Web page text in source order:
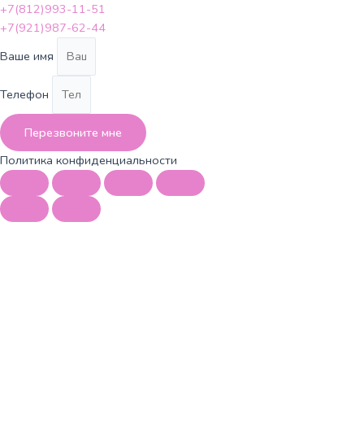
+7(812)993-11-51
+7(921)987-62-44
Ваше имя
Телефон
Перезвоните мне
Политика конфиденциальности